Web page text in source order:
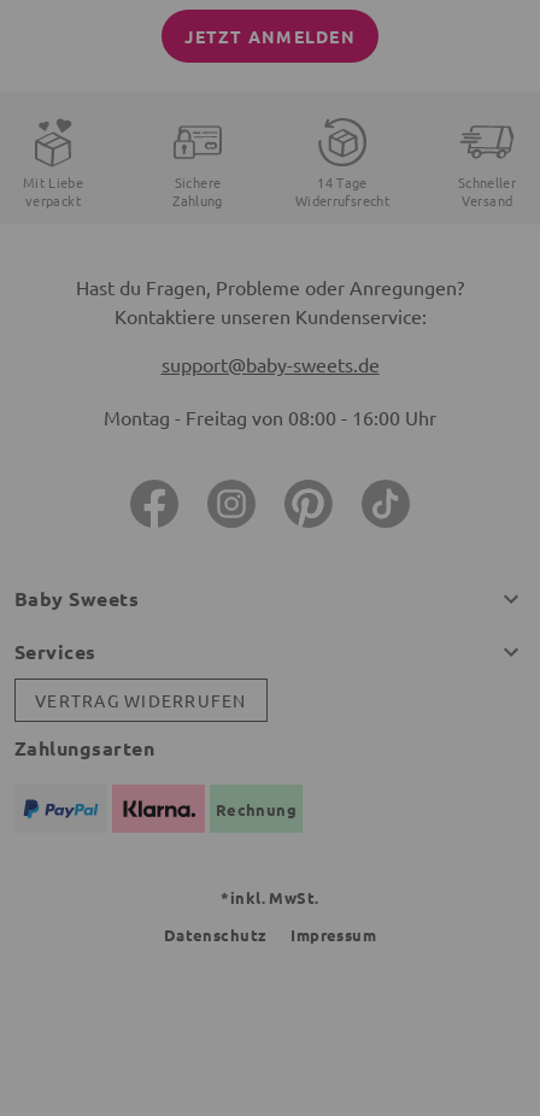
JETZT ANMELDEN
Mit Liebe
verpackt
Sichere
Zahlung
14 Tage
Widerrufsrecht
Schneller
Versand
Hast du Fragen, Probleme oder Anregungen?
Kontaktiere unseren Kundenservice:
support@baby-sweets.de
Montag - Freitag von 08:00 - 16:00 Uhr
Baby Sweets
Services
VERTRAG WIDERRUFEN
Zahlungsarten
Rechnung
*inkl. MwSt.
Datenschutz
Impressum